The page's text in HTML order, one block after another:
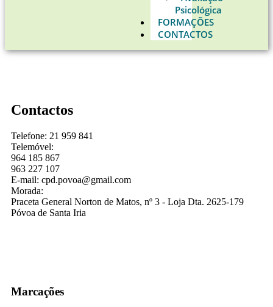
Psicológica
FORMAÇÕES
CONTACTOS
Contactos
Telefone: 21 959 841
Telemóvel:
964 185 867
963 227 107
E-mail: cpd.povoa@gmail.com
Morada:
Praceta General Norton de Matos, nº 3 - Loja Dta. 2625-179
Póvoa de Santa Iria
Marcações